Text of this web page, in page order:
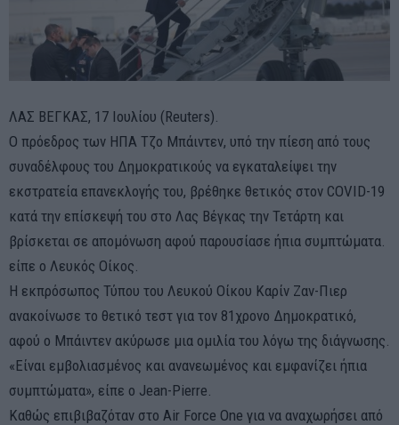
ΛΑΣ ΒΕΓΚΑΣ, 17 Ιουλίου (Reuters).
Ο πρόεδρος των ΗΠΑ Τζο Μπάιντεν, υπό την πίεση από τους
συναδέλφους του Δημοκρατικούς να εγκαταλείψει την
εκστρατεία επανεκλογής του, βρέθηκε θετικός στον COVID-19
κατά την επίσκεψή του στο Λας Βέγκας την Τετάρτη και
βρίσκεται σε απομόνωση αφού παρουσίασε ήπια συμπτώματα.
είπε ο Λευκός Οίκος.
Η εκπρόσωπος Τύπου του Λευκού Οίκου Καρίν Ζαν-Πιερ
ανακοίνωσε το θετικό τεστ για τον 81χρονο Δημοκρατικό,
αφού ο Μπάιντεν ακύρωσε μια ομιλία του λόγω της διάγνωσης.
«Είναι εμβολιασμένος και ανανεωμένος και εμφανίζει ήπια
συμπτώματα», είπε ο Jean-Pierre.
Καθώς επιβιβαζόταν στο Air Force One για να αναχωρήσει από